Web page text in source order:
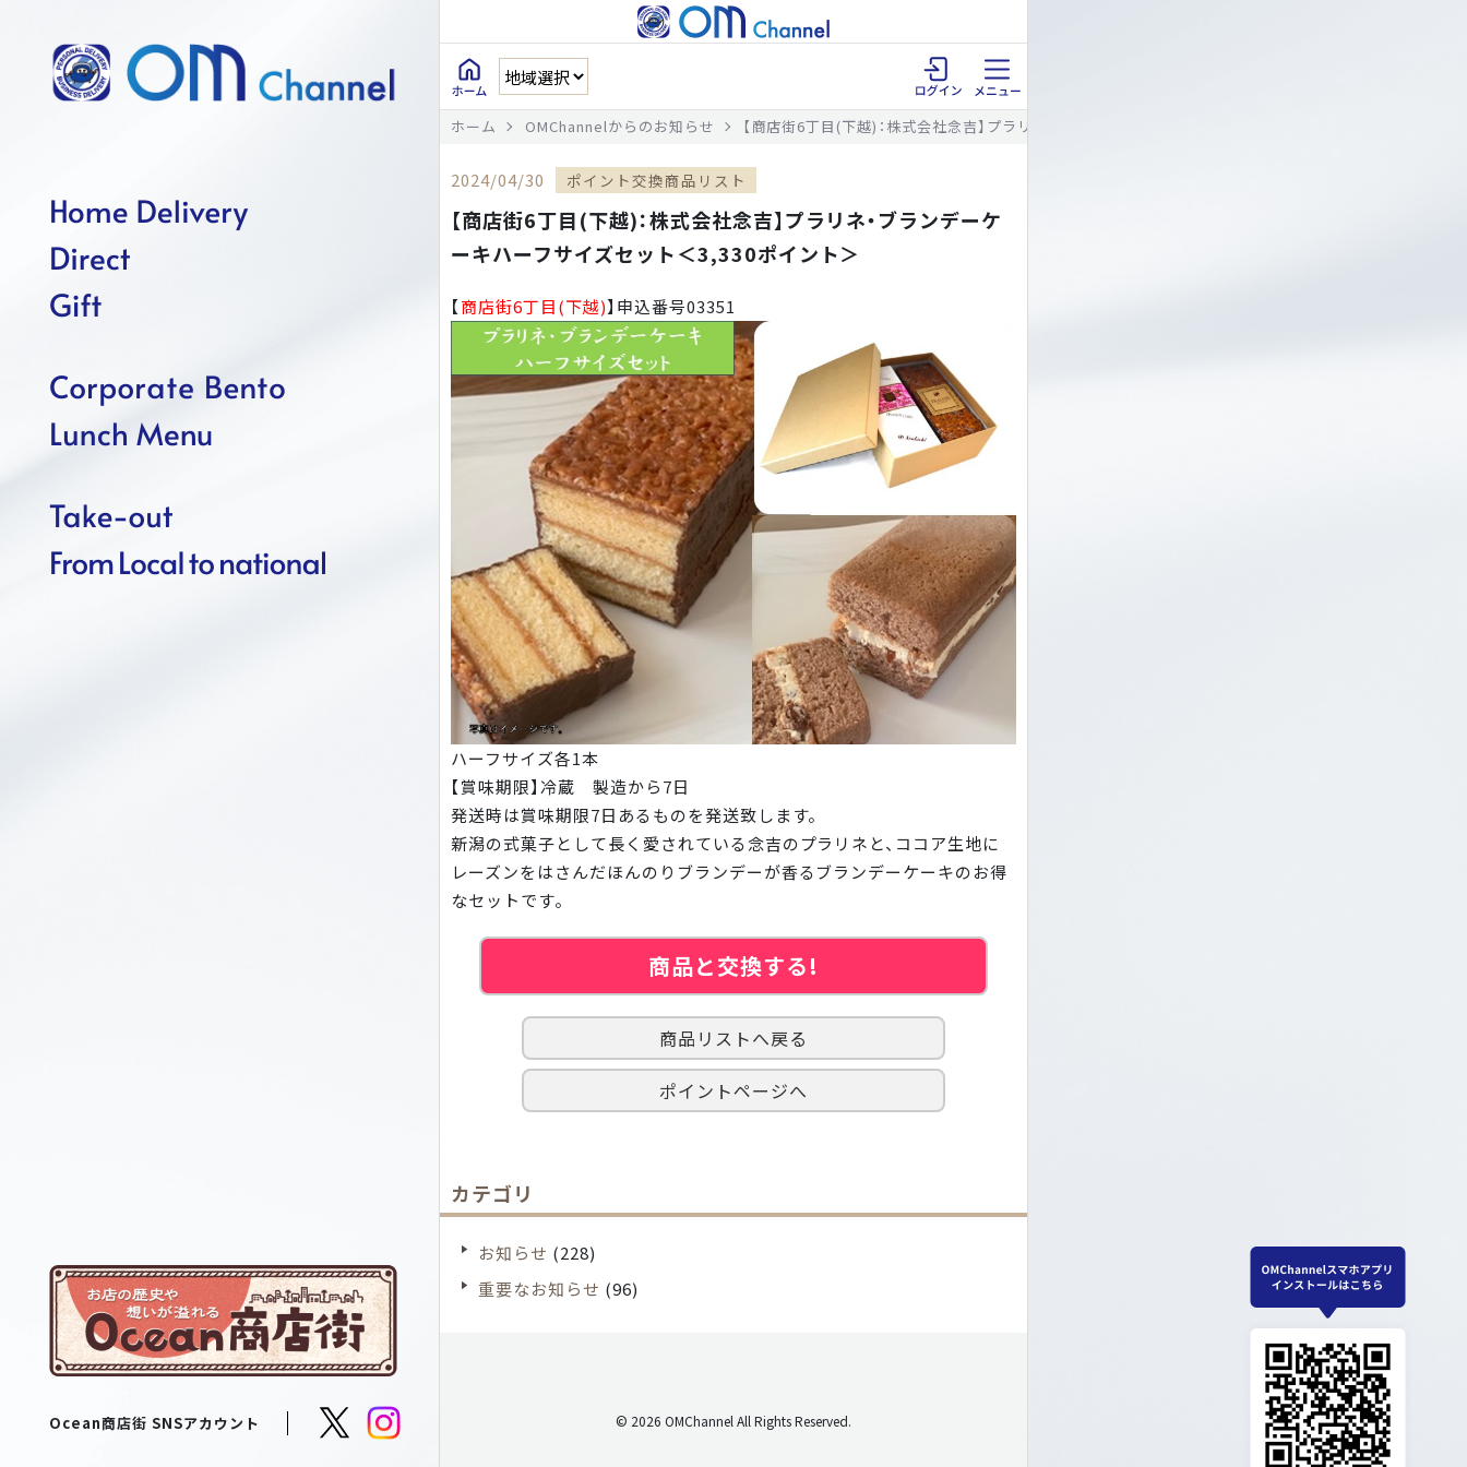
ホーム OMChannelからのお知らせ 【商店街6丁目(下越)：株式会社念吉】プラリネ・ブランデーケーキハーフサイズセット＜3,330ポイント＞
2024/04/30 ポイント交換商品リスト
【商店街6丁目(下越)：株式会社念吉】プラリネ・ブランデーケ
ーキハーフサイズセット＜3,330ポイント＞
【商店街6丁目(下越)】申込番号03351
ハーフサイズ各1本
【賞味期限】冷蔵 製造から7日
発送時は賞味期限7日あるものを発送致します。
新潟の式菓子として長く愛されている念吉のプラリネと、ココア生地に
レーズンをはさんだほんのりブランデーが香るブランデーケーキのお得
なセットです。
商品と交換する!
商品リストへ戻る
ポイントページへ
カテゴリ
お知らせ (228)
重要なお知らせ (96)
© 2026 OMChannel All Rights Reserved.
Ocean商店街 SNSアカウント